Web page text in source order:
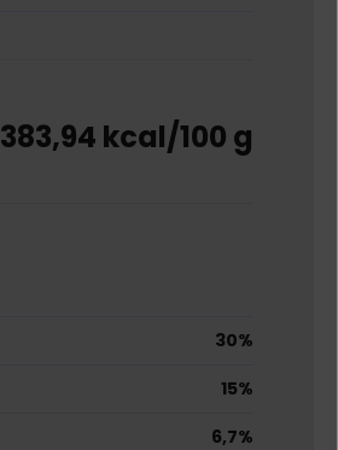
383,94 kcal/100 g
30%
15%
6,7%